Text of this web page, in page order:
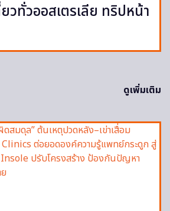
วทั่วออสเตรเลีย ทริปหน้า
ดูเพิ่มเติม